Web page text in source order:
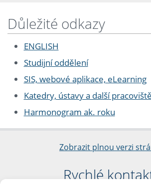
Důležité odkazy
ENGLISH
Studijní oddělení
SIS, webové aplikace, eLearning
Katedry, ústavy a další pracoviště
Harmonogram ak. roku
Zobrazit plnou verzi
Rychlé